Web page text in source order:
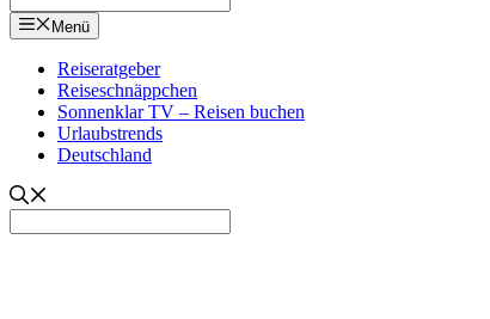
Menü
Reiseratgeber
Reiseschnäppchen
Sonnenklar TV – Reisen buchen
Urlaubstrends
Deutschland